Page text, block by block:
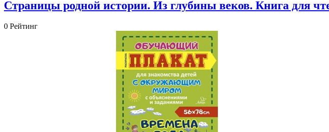
Страницы родной истории. Из глубины веков. Книга для
0 Рейтинг